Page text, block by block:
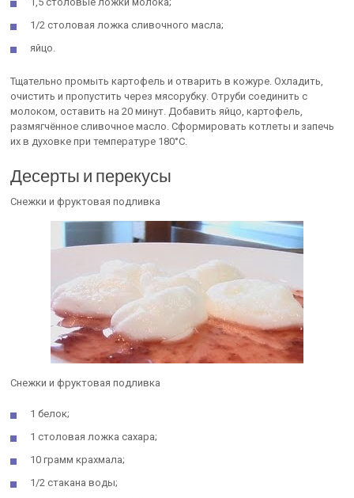
1/2 столовая ложка сливочного масла;
яйцо.
Тщательно промыть картофель и отварить в кожуре. Охладить,
очистить и пропустить через мясорубку. Отруби соединить с
молоком, оставить на 20 минут. Добавить яйцо, картофель,
размягчённое сливочное масло. Сформировать котлеты и запечь
их в духовке при температуре 180°С.
Десерты и перекусы
Снежки и фруктовая подливка
Снежки и фруктовая подливка
1 белок;
1 столовая ложка сахара;
10 грамм крахмала;
1/2 стакана воды;